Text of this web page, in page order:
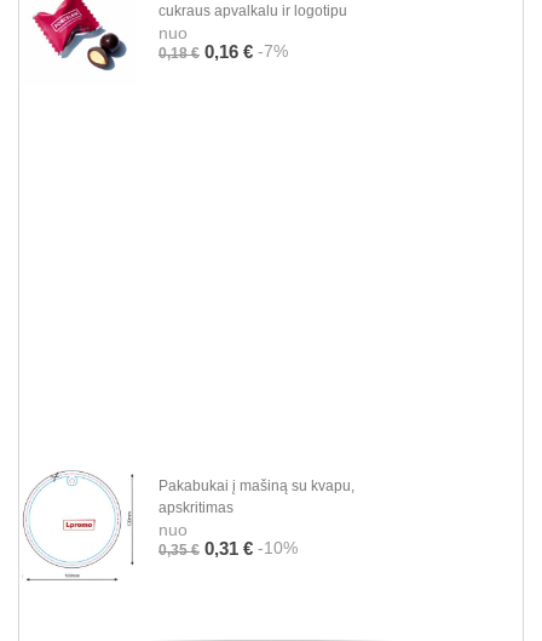
cukraus apvalkalu ir logotipu
nuo
0,18 € 0,16 € -7%
Pakabukai į mašiną su kvapu,
apskritimas
nuo
0,35 € 0,31 € -10%